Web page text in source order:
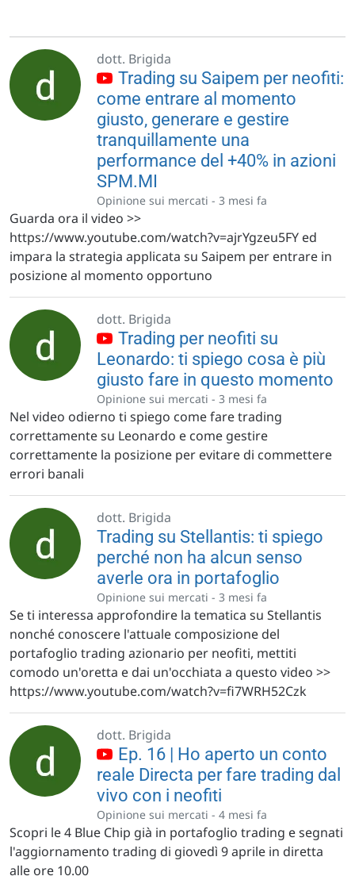
dott. Brigida
Trading su Saipem per neofiti:
come entrare al momento
giusto, generare e gestire
tranquillamente una
performance del +40% in azioni
SPM.MI
Opinione sui mercati - 3 mesi fa
Guarda ora il video >>
https://www.youtube.com/watch?v=ajrYgzeu5FY ed
impara la strategia applicata su Saipem per entrare in
posizione al momento opportuno
dott. Brigida
Trading per neofiti su
Leonardo: ti spiego cosa è più
giusto fare in questo momento
Opinione sui mercati - 3 mesi fa
Nel video odierno ti spiego come fare trading
correttamente su Leonardo e come gestire
correttamente la posizione per evitare di commettere
errori banali
dott. Brigida
Trading su Stellantis: ti spiego
perché non ha alcun senso
averle ora in portafoglio
Opinione sui mercati - 3 mesi fa
Se ti interessa approfondire la tematica su Stellantis
nonché conoscere l'attuale composizione del
portafoglio trading azionario per neofiti, mettiti
comodo un'oretta e dai un'occhiata a questo video >>
https://www.youtube.com/watch?v=fi7WRH52Czk
dott. Brigida
Ep. 16 | Ho aperto un conto
reale Directa per fare trading dal
vivo con i neofiti
Opinione sui mercati - 4 mesi fa
Scopri le 4 Blue Chip già in portafoglio trading e segnati
l'aggiornamento trading di giovedì 9 aprile in diretta
alle ore 10.00